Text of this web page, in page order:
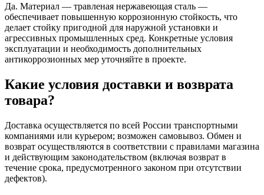
Да. Материал — травленая нержавеющая сталь —
обеспечивает повышенную коррозионную стойкость, что
делает стойку пригодной для наружной установки и
агрессивных промышленных сред. Конкретные условия
эксплуатации и необходимость дополнительных
антикоррозионных мер уточняйте в проекте.
Какие условия доставки и возврата
товара?
Доставка осуществляется по всей России транспортными
компаниями или курьером; возможен самовывоз. Обмен и
возврат осуществляются в соответствии с правилами магазина
и действующим законодательством (включая возврат в
течение срока, предусмотренного законом при отсутствии
дефектов).